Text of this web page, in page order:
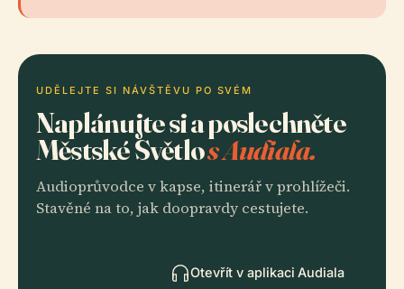
UDĚLEJTE SI NÁVŠTĚVU PO SVÉM
Naplánujte si a poslechněte
Městské Světlos Audiala.
Audioprůvodce v kapse, itinerář v prohlížeči.
Stavěné na to, jak doopravdy cestujete.
Otevřít v aplikaci Audiala